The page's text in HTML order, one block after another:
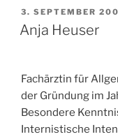
VERÖFFENTLICHT
AM
3. SEPTEMBER
Anja Heuser
Fachärztin für
der Gründung im
Besondere
Internistische